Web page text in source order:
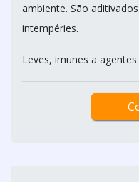
ambiente. São
intempéries.
Leves, imunes a agentes